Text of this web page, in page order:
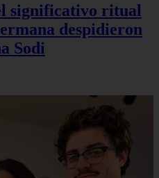
significativo ritual
despidieron
Sodi